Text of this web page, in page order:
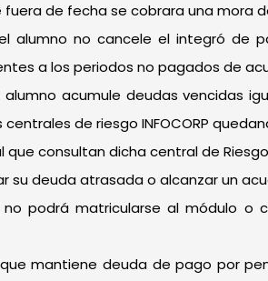
de fecha se cobrara una mora
alumno no cancele el integró de
a los periodos no pagados de
alumno acumule deudas vencidas
de riesgo INFOCORP
que consultan dicha central de
su deuda atrasada o alcanzar un
no podrá matricularse al módulo
que mantiene deuda de pago por